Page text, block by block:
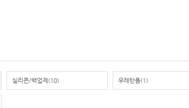
실리콘/백업제 (10) 우레탄폼(1)